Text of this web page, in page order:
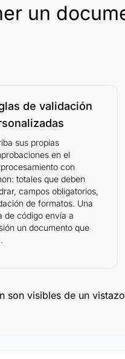
un
de validación
sus propias
en el
con
totales que deben
campos obligatorios,
de formatos. Una
de código envía a
un documento que
son visibles de un